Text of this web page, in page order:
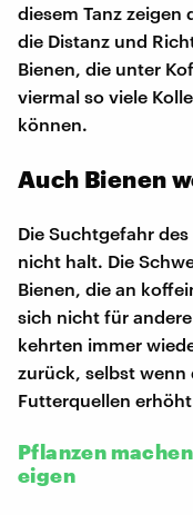
diesem Tanz zeigen
die Distanz und
Bienen, die unter
viermal so viele
können.
Auch Bienen
Die Suchtgefahr
nicht halt. Die
Bienen, die an
sich nicht für
kehrten immer
zurück, selbst wenn
Futterquellen
Pflanzen
eigen